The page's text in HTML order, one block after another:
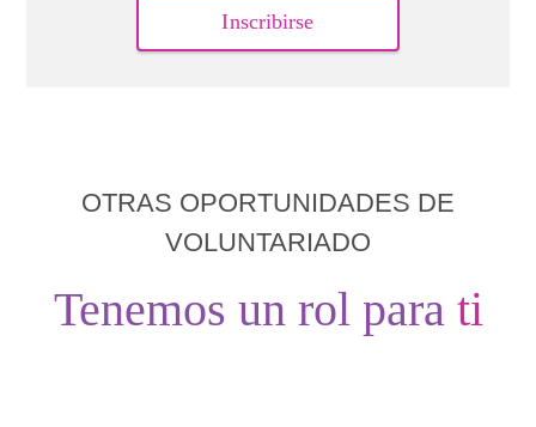
Inscribirse
OTRAS OPORTUNIDADES DE
VOLUNTARIADO
Tenemos un rol para ti